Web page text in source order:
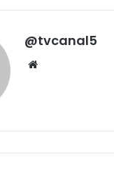
@tvcanal5